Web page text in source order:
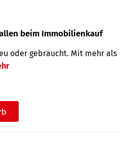
beim Immobilienkauf
oder gebraucht. Mit mehr als